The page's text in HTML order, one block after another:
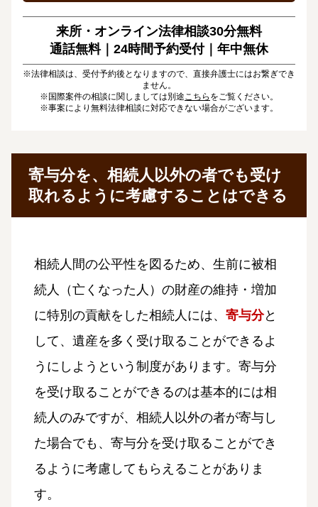
来所・オンライン法律相談30分無料
通話無料｜24時間予約受付｜ 年中無休
※法律相談は、受付予約後となりますので、直接弁護士にはお繋ぎでき
ません。
※国際案件の相談に関しましては別途 こちら をご覧ください。
※事案により無料法律相談に対応できない場合がございます。
寄与分を、相続人以外の者でも受け
取れるように考慮することはできる
相続人間の公平性を図るため、生前に被相
続人（亡くなった人）の財産の維持・増加
に特別の貢献をした相続人には、 寄与分と
して、遺産を多く受け取ることができるよ
うにしようという制度があります。寄与分
を受け取ることができるのは基本的には相
続人のみですが、相続人以外の者が寄与し
た場合でも、寄与分を受け取ることができ
るように考慮してもらえることがありま
す。